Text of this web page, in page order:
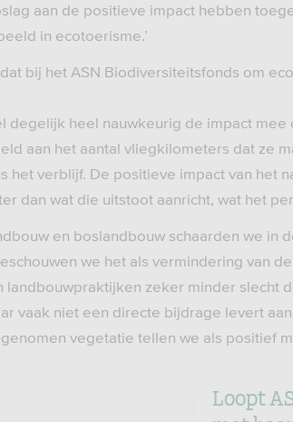
aan de positieve impact hebben
in ecotoerisme.’
bij het ASN Biodiversiteitsfonds om
degelijk heel nauwkeurig de impact
aan het aantal vliegkilometers dat ze
het verblijf. De positieve impact van het
dan wat die uitstoot aanricht, wat het
en boslandbouw schaarden we
we het als vermindering van
landbouwpraktijken zeker minder slecht
vaak niet een directe bijdrage levert
vegetatie tellen we als positief
Loopt